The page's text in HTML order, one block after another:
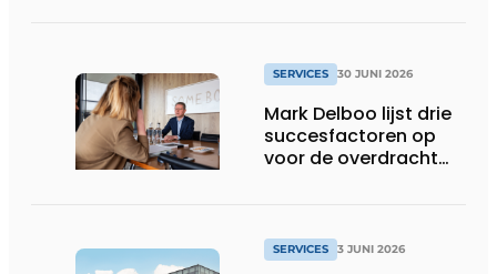
SERVICES 30 JUNI 2026
Mark Delboo lijst drie
succesfactoren op
voor de overdracht
SERVICES 3 JUNI 2026